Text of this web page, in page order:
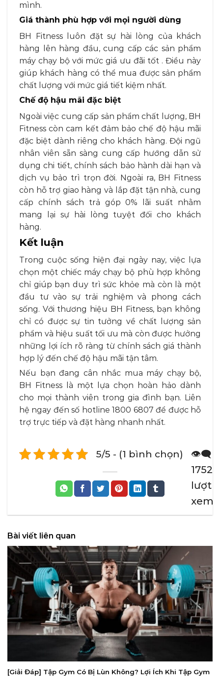
mình.
Giá thành phù hợp với mọi người dùng
BH Fitness luôn đặt sự hài lòng của khách
hàng lên hàng đầu, cung cấp các sản phẩm
máy chạy bộ với mức giá ưu đãi tốt . Điều này
giúp khách hàng có thể mua được sản phẩm
chất lượng với mức giá tiết kiệm nhất.
Chế độ hậu mãi đặc biệt
Ngoài việc cung cấp sản phẩm chất lượng, BH
Fitness còn cam kết đảm bảo chế độ hậu mãi
đặc biệt dành riêng cho khách hàng. Đội ngũ
nhân viên sẵn sàng cung cấp hướng dẫn sử
dụng chi tiết, chính sách bảo hành dài hạn và
dịch vụ bảo trì trọn đời. Ngoài ra, BH Fitness
còn hỗ trợ giao hàng và lắp đặt tận nhà, cung
cấp chính sách trả góp 0% lãi suất nhằm
mang lại sự hài lòng tuyệt đối cho khách
hàng.
Kết luận
Trong cuộc sống hiện đại ngày nay, việc lựa
chọn một chiếc máy chạy bộ phù hợp không
chỉ giúp bạn duy trì sức khỏe mà còn là một
đầu tư vào sự trải nghiệm và phong cách
sống. Với thương hiệu BH Fitness, bạn không
chỉ có được sự tin tưởng về chất lượng sản
phẩm và hiệu suất tối ưu mà còn được hưởng
những lợi ích rõ ràng từ chính sách giá thành
hợp lý đến chế độ hậu mãi tận tâm.
Nếu bạn đang cân nhắc mua máy chạy bộ,
BH Fitness là một lựa chọn hoàn hảo dành
cho mọi thành viên trong gia đình bạn. Liên
hệ ngay đến số hotline 1800 6807 để được hỗ
trợ trực tiếp và đặt hàng nhanh nhất.
5/5 - (1 bình chọn)
👁️‍🗨️
1752
lượt
xem
Bài viết liên quan
[Giải Đáp] Tập Gym Có Bị Lùn Không? Lợi Ích Khi Tập Gym